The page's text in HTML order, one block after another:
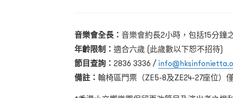
音樂會全長： 音樂會約長2小時，包括15分鐘
年齡限制： 適合六歲 (此歲數以下恕不招待)
節目查詢： 2836 3336 /
備註： 輪椅區門票（ZE5-8及ZE24-27座位）